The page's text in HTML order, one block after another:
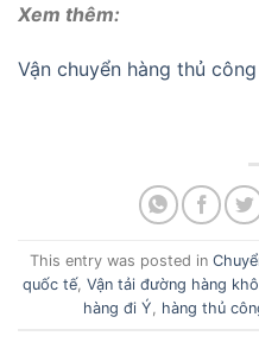
Xem thêm:
Vận chuyển hàng thủ
This entry was posted in
quốc tế, Vận tải đường hàng
hàng đi Ý
hàng thủ